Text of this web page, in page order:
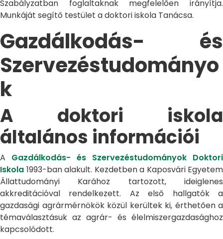
Szabályzatban foglaltaknak megfelelően irányítja.
Munkáját segítő testület a doktori iskola Tanácsa.
Gazdálkodás- és
Szervezéstudományo
k
A doktori iskola
általános információi
A Gazdálkodás- és Szervezéstudományok Doktori
Iskola 1993-ban alakult. Kezdetben a Kaposvári Egyetem
Állattudományi Karához tartozott, ideiglenes
akkreditációval rendelkezett. Az első hallgatók a
gazdasági agrármérnökök közül kerültek ki, érthetően a
témaválasztásuk az agrár- és élelmiszergazdasághoz
kapcsolódott.